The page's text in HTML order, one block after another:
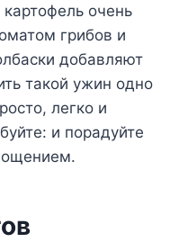
очень
грибов и
добавляют
такой ужин одно
легко и
и порадуйте